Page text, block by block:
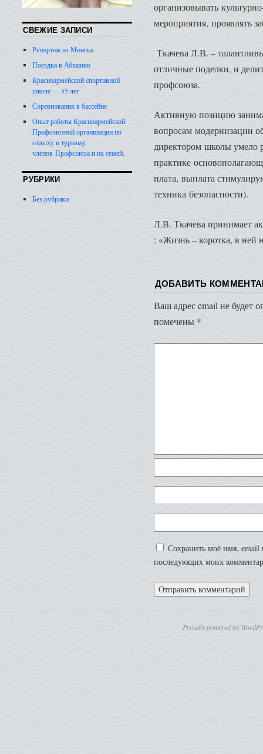
организовывать
мероприятия, проявлять
Ткачева Л.В. –
отличные поделки, и
профсоюза.
Активную позицию
вопросам модернизации
директором школы умело
практике
плата, выплата
техника безопасности).
Л.В. Ткачева принимает
: «Жизнь – коротка, в ней
ДОБАВИТЬ
Ваш адрес email не будет
помечены *
Сохранить моё имя, email
последующих моих
СВЕЖИЕ ЗАПИСИ
Репортаж из Минска
Поездка в Абхазию
Красноармейской спортивной
школе — 55 лет
Соревнования в бассейне
Опыт работы Красноармейской
Профсоюзной организации по
отдыху и туризму
членов Профсоюза и их семей.
РУБРИКИ
Без рубрики
Proudly powered by